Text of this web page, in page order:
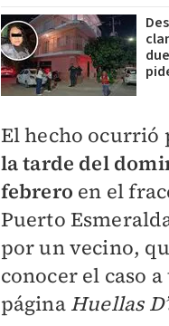
El hecho ocurrió
la tarde del
febrero en el
Puerto
por un vecino,
conocer el caso
página Huellas